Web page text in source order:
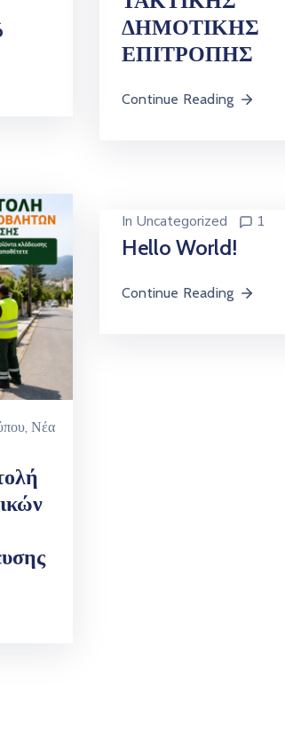
ΔΗΜΟΤΙΚΗΣ
ΕΠΙΤΡΟΠΗΣ
Continue Reading
‚ Νέα
In Uncategorized 1
Hello World!
Continue Reading